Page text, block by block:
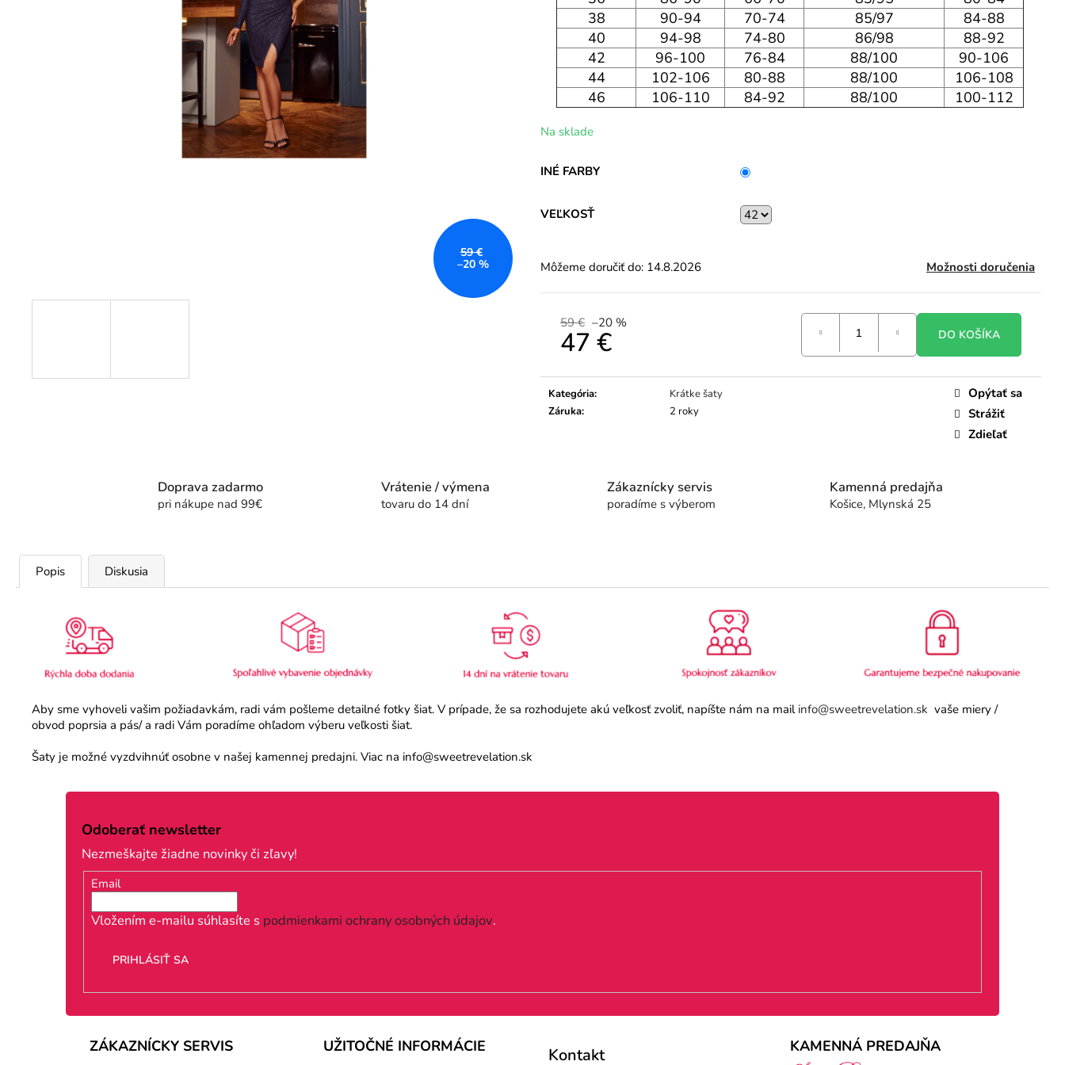
38
90-94 70-74 85/97
84-88
40
94-98 74-80 86/98
88-92
42
96-100 76-84 88/100
90-106
44
102-106 80-88 88/100
106-108
46
106-110 84-92 88/100 100-112
INÉ FARBY
VEĽKOSŤ
Môžeme doručiť do: 14.8.2026 Možnosti doručenia
Na sklade
59 € –20 %
47 €
cena:
DO KOŠÍKA
Kategória:
Krátke šaty
Záruka: 2 roky
Opýtať sa
Strážiť
Zdieľať
59 €
–20 %
Doprava zadarmo
pri nákupe nad 99€
Vrátenie / výmena
tovaru do 14 dní
Zákaznícky servis
poradíme s výberom
Kamenná predajňa
Košice, Mlynská 25
Popis Diskusia
Aby sme vyhoveli vašim požiadavkám, radi vám pošleme detailné fotky šiat. V prípade, že sa rozhodujete akú veľkosť zvoliť, napíšte nám na mail info@sweetrevelation.sk vaše miery /
obvod poprsia a pás/ a radi Vám poradíme ohľadom výberu veľkosti šiat.
Šaty je možné vyzdvihnúť osobne v našej kamennej predajni. Viac na info@sweetrevelation.sk
Odoberať newsletter
Nezmeškajte žiadne novinky či zľavy!
Email
Vložením e-mailu súhlasíte s podmienkami ochrany osobných údajov.
PRIHLÁSIŤ SA
ZÁKAZNÍCKY SERVIS UŽITOČNÉ INFORMÁCIE Kontakt KAMENNÁ PREDAJŇA